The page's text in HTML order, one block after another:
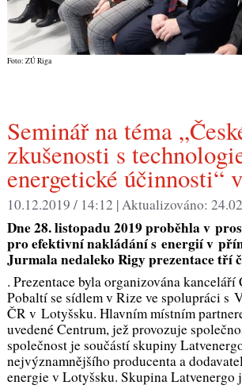
Foto: ZÚ Riga
Seminář na téma „České
zkušenosti s
energetické účinnosti“
10.12.2019 / 14:12 |Aktualizováno:
Dne 28. listopadu 2019 proběhla v
pro efektivní nakládání s energií v
Jurmala nedaleko Rigyprezentace tří
. Prezentace byla organizována kanceláří
Pobaltí se sídlem v Rize ve spolupráci s
ČR v Lotyšsku. Hlavním místním
uvedené Centrum, jež provozuje
společnost je součástí skupiny
nejvýznamnějšího producenta a
energie v Lotyšsku. Skupina Latvenergo